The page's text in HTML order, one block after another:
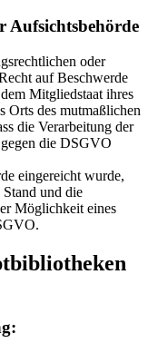
Aufsichtsbehörde
oder
auf Beschwerde
Mitgliedstaat ihres
Orts des mutmaßlichen
die Verarbeitung der
die DSGVO
eingereicht wurde,
und die
Möglichkeit eines